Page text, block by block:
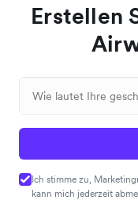
Erstellen
Ich stimme zu,
kann mich jederzeit